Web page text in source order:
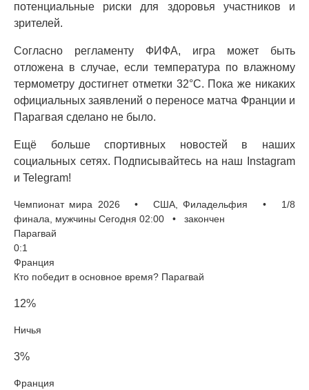
потенциальные риски для здоровья участников и
зрителей.
Согласно регламенту ФИФА, игра может быть
отложена в случае, если температура по влажному
термометру достигнет отметки 32°C. Пока же никаких
официальных заявлений о переносе матча Франции и
Парагвая сделано не было.
Ещё больше спортивных новостей в наших
социальных сетях. Подписывайтесь на наш Instagram
и Telegram!
Чемпионат мира 2026 • США, Филадельфия • 1/8
финала, мужчины Сегодня 02:00 • закончен
Парагвай
0:1
Франция
Кто победит в основное время? Парагвай
12%
Ничья
3%
Франция